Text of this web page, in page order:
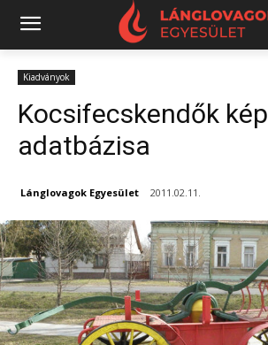
Kiadványok
Kocsifecskendők
adatbázisa
Lánglovagok Egyesület 2011.02.11.